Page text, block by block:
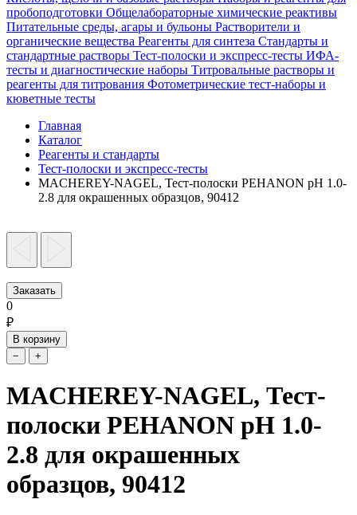
пробоподготовки Общелабораторные химические реактивы
Питательные среды, агары и бульоны Растворители и
органические вещества Реагенты для синтеза Стандарты и
стандартные растворы Тест-полоски и экспресс-тесты ИФА-
тесты и диагностические наборы Титровальные растворы и
реагенты для титрования Фотометрические тест-наборы и
кюветные тесты
Главная
Каталог
Реагенты и стандарты
Тест-полоски и экспресс-тесты
MACHEREY-NAGEL, Тест-полоски PEHANON pH 1.0-
2.8 для окрашенных образцов, 90412
Заказать
0
₽
В корзину
−
+
MACHEREY-NAGEL, Тест-
полоски PEHANON pH 1.0-
2.8 для окрашенных
образцов, 90412